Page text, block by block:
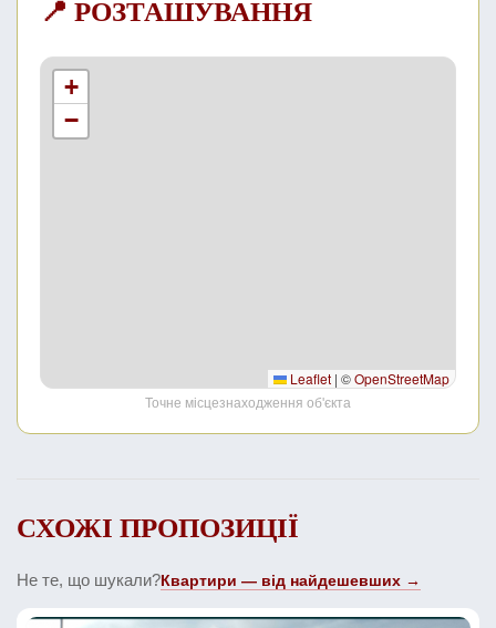
📍 РОЗТАШУВАННЯ
+
−
Leaflet | ©OpenStreetMap
Точне місцезнаходження об'єкта
СХОЖІ ПРОПОЗИЦІЇ
Не те, що шукали?Квартири — від найдешевших →